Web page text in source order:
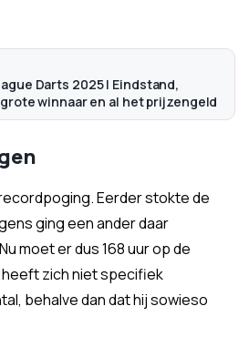
Darts 2025 | Eindstand,
winnaar en al het prijzengeld
Eerder stokte de
ging een ander daar
moet er dus 168 uur op de
zich niet specifiek
behalve dan dat hij sowieso